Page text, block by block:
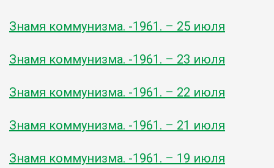
Знамя коммунизма. -1961. – 25 июля
Знамя коммунизма. -1961. – 23 июля
Знамя коммунизма. -1961. – 22 июля
Знамя коммунизма. -1961. – 21 июля
Знамя коммунизма. -1961. – 19 июля